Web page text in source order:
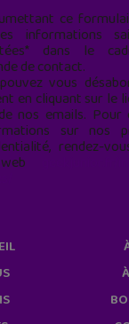
ce
informations
dans le
de contact.
vous
en cliquant sur le
nos emails. Pour
sur nos
rendez-